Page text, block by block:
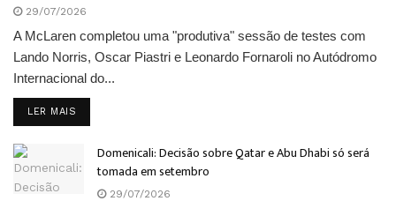
29/07/2026
A McLaren completou uma "produtiva" sessão de testes com
Lando Norris, Oscar Piastri e Leonardo Fornaroli no Autódromo
Internacional do...
LER MAIS
Domenicali: Decisão sobre Qatar e Abu Dhabi só será
tomada em setembro
29/07/2026